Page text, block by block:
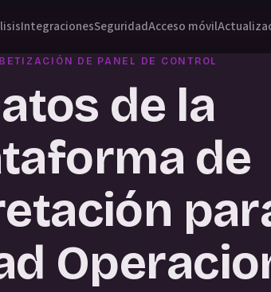
IntegracionesSeguridadAcceso móvil
DE PANEL DE CONTROL
de la
de